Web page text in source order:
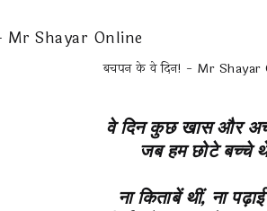
बचपन के वे दिन! - Mr Shayar
वे दिन कुछ खास और
जब हम छोटे बच्चे
ना किताबें थीं, ना